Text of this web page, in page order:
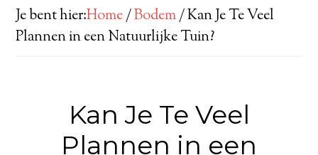
Je bent hier:Home/Bodem/Kan Je Te Veel
Plannen in een Natuurlijke Tuin?
Kan Je Te Veel
Plannen in een